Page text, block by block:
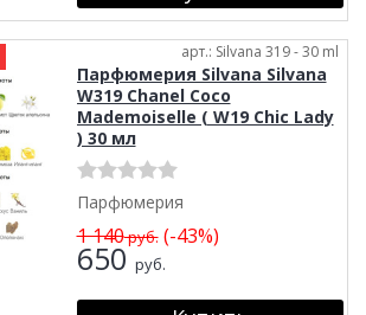
арт.: Silvana 319 - 30 ml
Парфюмерия Silvana Silvana
W319 Chanel Coco
Mademoiselle ( W19 Chic Lady
) 30 мл
Парфюмерия
1 140руб.(-43%)
650 руб.